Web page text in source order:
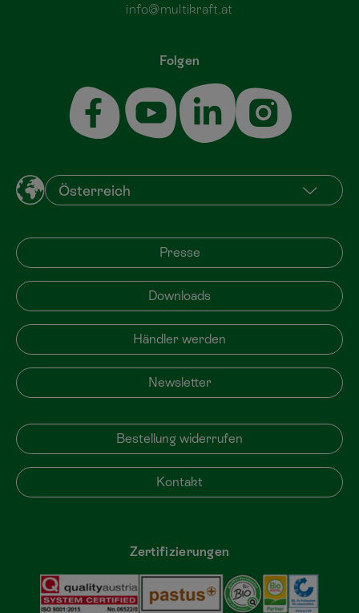
Folgen
info@multikraft.at
Presse
Downloads
Händler werden
Newsletter
Bestellung widerrufen
Kontakt
Zertifizierungen